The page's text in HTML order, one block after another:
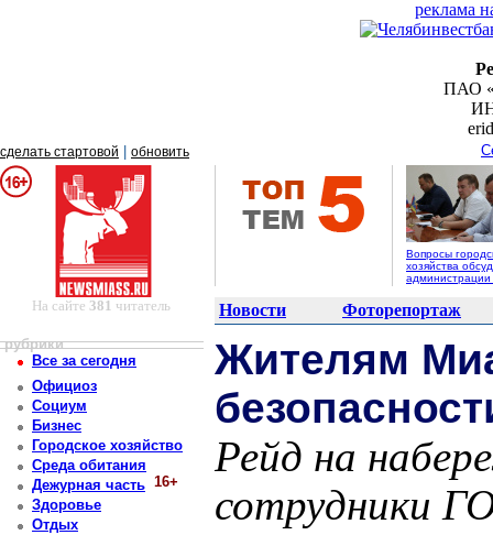
реклама
ПАО
сделать стартовой обновить
Вопросы
хозяйства
На сайте381 читатель Новости Фоторепортаж
рубрики
Все за сегодня
Официоз
Социум
Бизнес
Городское хозяйство
Среда обитания
Дежурная часть 16+
Здоровье
Отдых
Жителям
Рейд на
сотрудники